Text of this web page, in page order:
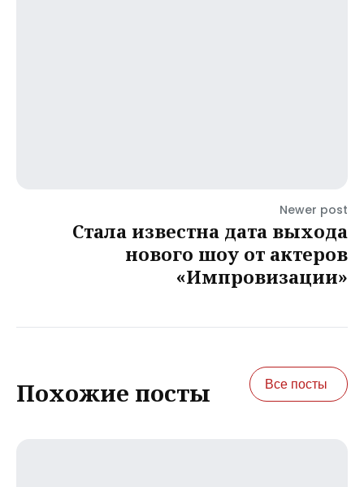
Newer post
Стала известна дата выхода
нового шоу от актеров
«Импровизации»
Похожие посты Все посты